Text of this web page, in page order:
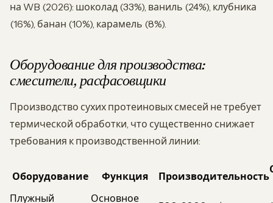
на WB (2026): шоколад (33%), ваниль (24%), клубника
(16%), банан (10%), карамель (8%).
Оборудование для производства:
смесители, расфасовщики
Производство сухих протеиновых смесей не требует
термической обработки, что существенно снижает
требования к производственной линии:
Оборудование Функция Производительность
Плужный Основное